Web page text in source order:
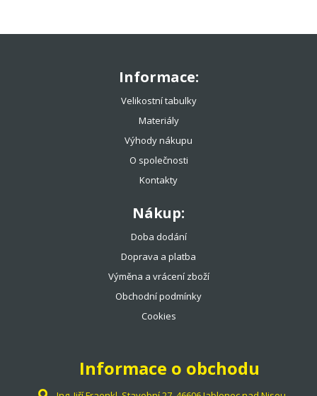
Informace:
Velikostní tabulky
Materiály
Výhody nákupu
O společnosti
Kontakty
Nákup:
Doba dodání
Doprava a platba
Výměna a vrácení zboží
Obchodní podmínky
Cookies
Informace o obchodu